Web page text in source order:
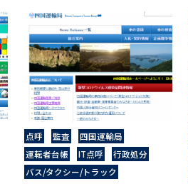
点呼 監査
四国運輸局
運転者台帳
IT点呼
行政処分
バス/タクシー/トラック